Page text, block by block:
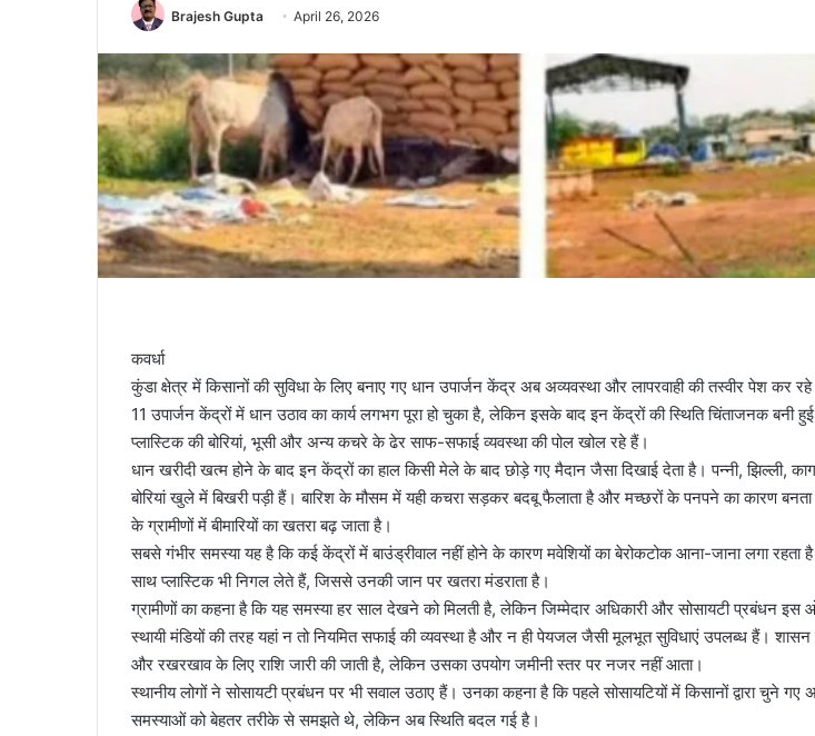
Brajesh Gupta April 26, 2026
कवर्धा
कुंडा क्षेत्र में किसानों की सुविधा के लिए बनाए गए धान उपार्जन केंद्र अब अव्यवस्था और लापरवाही की तस्वीर पेश कर
11 उपार्जन केंद्रों में धान उठाव का कार्य लगभग पूरा हो चुका है, लेकिन इसके बाद इन केंद्रों की स्थिति चिंताजनक बनी
प्लास्टिक की बोरियां, भूसी और अन्य कचरे के ढेर साफ-सफाई व्यवस्था की पोल खोल रहे हैं।
धान खरीदी खत्म होने के बाद इन केंद्रों का हाल किसी मेले के बाद छोड़े गए मैदान जैसा दिखाई देता है। पन्नी, झिल्ली,
बोरियां खुले में बिखरी पड़ी हैं। बारिश के मौसम में यही कचरा सड़कर बदबू फैलाता है और मच्छरों के पनपने का कारण
के ग्रामीणों में बीमारियों का खतरा बढ़ जाता है।
सबसे गंभीर समस्या यह है कि कई केंद्रों में बाउंड्रीवाल नहीं होने के कारण मवेशियों का बेरोकटोक आना-जाना लगा रहता
साथ प्लास्टिक भी निगल लेते हैं, जिससे उनकी जान पर खतरा मंडराता है।
ग्रामीणों का कहना है कि यह समस्या हर साल देखने को मिलती है, लेकिन जिम्मेदार अधिकारी और सोसायटी प्रबंधन इस
स्थायी मंडियों की तरह यहां न तो नियमित सफाई की व्यवस्था है और न ही पेयजल जैसी मूलभूत सुविधाएं उपलब्ध हैं। शासन
और रखरखाव के लिए राशि जारी की जाती है, लेकिन उसका उपयोग जमीनी स्तर पर नजर नहीं आता।
स्थानीय लोगों ने सोसायटी प्रबंधन पर भी सवाल उठाए हैं। उनका कहना है कि पहले सोसायटियों में किसानों द्वारा चुने गए
समस्याओं को बेहतर तरीके से समझते थे, लेकिन अब स्थिति बदल गई है।